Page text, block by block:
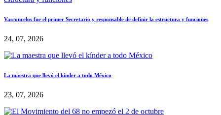
Vasconcelos fue el primer Secretario y responsable de definir la estructura y funciones
24, 07, 2026
La maestra que llevó el kínder a todo México
23, 07, 2026